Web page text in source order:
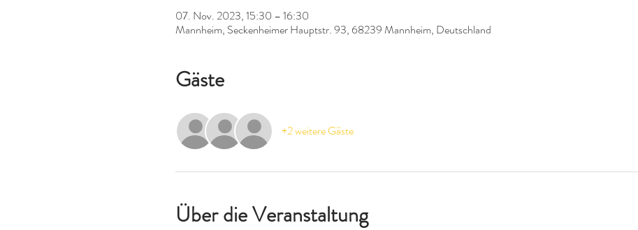
07. Nov. 2023, 15:30 – 16:30
Mannheim, Seckenheimer Hauptstr. 93, 68239 Mannheim, Deutschland
Gäste
+2 weitere Gäste
Über die Veranstaltung